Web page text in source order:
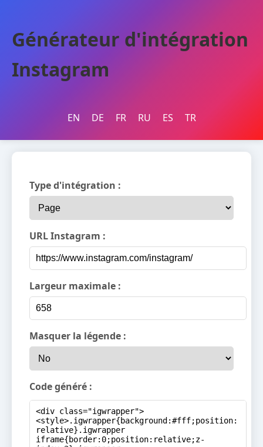
Générateur d'intégration
Instagram
EN DE FR RU ES TR
Type d'intégration :
URL Instagram :
Largeur maximale :
Masquer la légende :
Code généré :